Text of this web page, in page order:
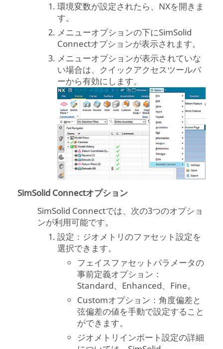
環境変数が設定されたら、NXを開きま
す。
メニューオプションの下にSimSolid
Connectオプションが表示されます。
メニューオプションが表示されていな
い場合は、クイックアクセスツールバ
ーから有効にします。
SimSolid Connectオプション
SimSolid Connectでは、次の3つのオプショ
ンが利用可能です。
設定：ジオメトリのファセット設定を
選択できます。
フェイスファセットパラメータの
事前定義オプション：
Standard、Enhanced、Fine。
Customオプション：角度偏差と
弦偏差の値を手動で設定すること
ができます。
ジオメトリインポート設定の詳細